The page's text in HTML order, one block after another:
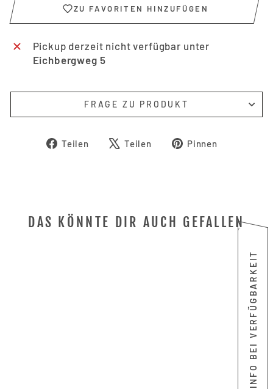
ZU FAVORITEN HINZUFÜGEN
Pickup derzeit nicht verfügbar unter
Eichbergweg 5
FRAGE ZU PRODUKT
Teilen
Auf
Teilen
Auf
Pinnen
DAS KÖNNTE DIR AUCH GEFALLEN
INFO BEI VERFÜGBARKEIT